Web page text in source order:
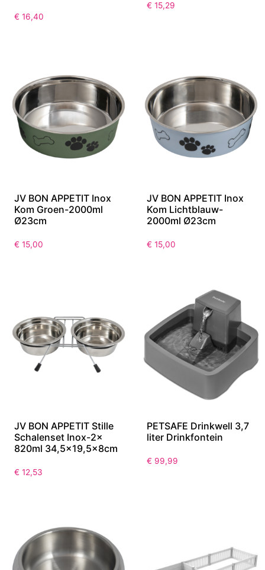
€ 16,40
€ 15,29
JV BON APPETIT Inox
Kom Groen-2000ml
Ø23cm
€ 15,00
JV BON APPETIT Inox
Kom Lichtblauw-
2000ml Ø23cm
€ 15,00
JV BON APPETIT Stille
Schalenset Inox-2x
820ml 34,5×19,5x8cm
€ 12,53
PETSAFE Drinkwell 3,7
liter Drinkfontein
€ 99,99